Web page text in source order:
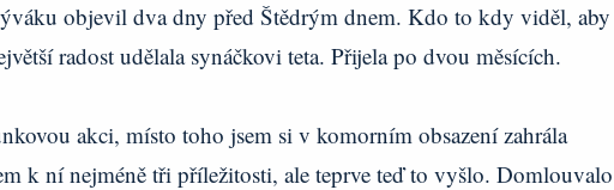
objevil dva dny před Štědrým dnem. Kdo to kdy viděl, aby
radost udělala synáčkovi teta. Přijela po dvou měsících.
akci, místo toho jsem si v komorním obsazení zahrála
k ní nejméně tři příležitosti, ale teprve teď to vyšlo. Domlouvalo